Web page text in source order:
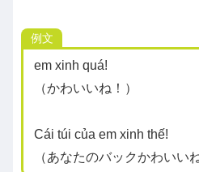
例文
em xinh quá!
（かわいいね！）
Cái túi của em xinh thế!
（あなたのバックかわいいね